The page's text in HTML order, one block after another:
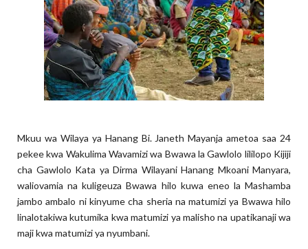
Mkuu wa Wilaya ya Hanang Bi. Janeth Mayanja ametoa saa 24
pekee kwa Wakulima Wavamizi wa Bwawa la Gawlolo lililopo Kijiji
cha Gawlolo Kata ya Dirma Wilayani Hanang Mkoani Manyara,
waliovamia na kuligeuza Bwawa hilo kuwa eneo la Mashamba
jambo ambalo ni kinyume cha sheria na matumizi ya Bwawa hilo
linalotakiwa kutumika kwa matumizi ya malisho na upatikanaji wa
maji kwa matumizi ya nyumbani.